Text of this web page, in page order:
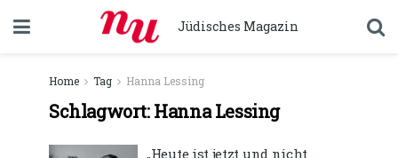
Jüdisches Magazin
Home Tag Hanna Lessing
Schlagwort:Hanna Lessing
„Heute ist jetzt und nicht